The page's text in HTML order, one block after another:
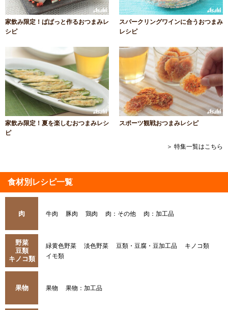
家飲み限定！ぱぱっと作るおつまみレ
シピ
スパークリングワインに合うおつまみ
レシピ
家飲み限定！夏を楽しむおつまみレシ
ピ
スポーツ観戦おつまみレシピ
＞ 特集一覧はこちら
食材別レシピ一覧
肉 牛肉 豚肉 鶏肉 肉：その他 肉：加工品
野菜
豆類
キノコ類
緑黄色野菜 淡色野菜 豆類・豆腐・豆加工品
キノコ類
イモ類
果物 果物 果物：加工品